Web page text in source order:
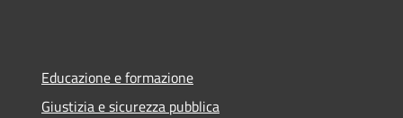
Educazione e formazione
Giustizia e sicurezza pubblica